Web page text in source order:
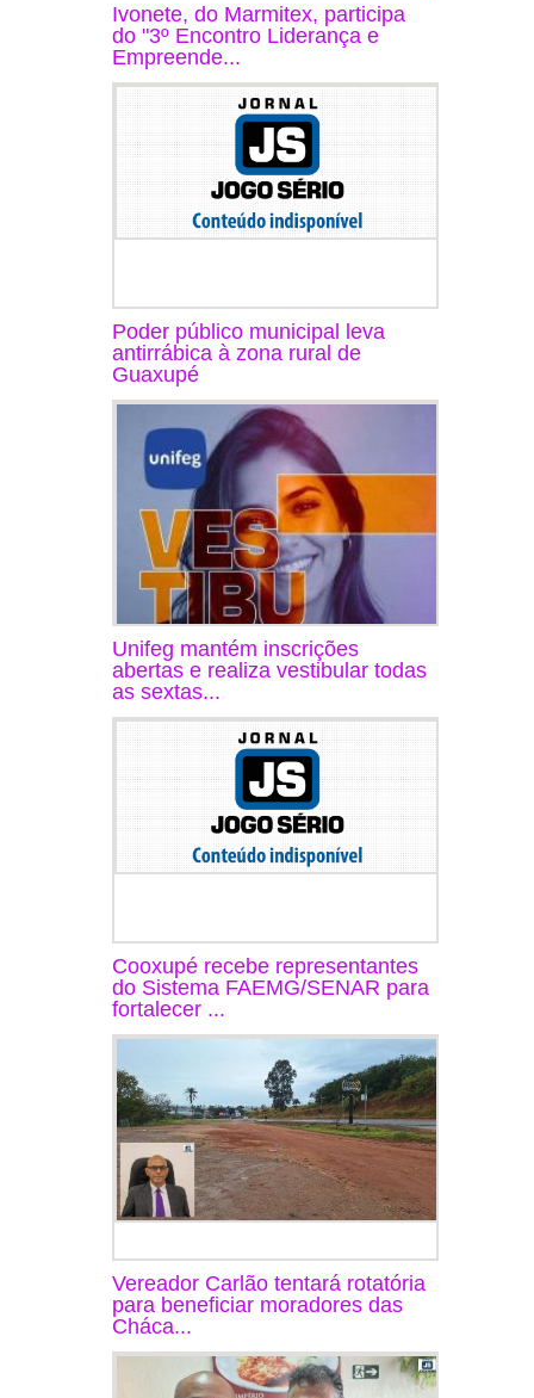
Ivonete, do Marmitex, participa
do "3º Encontro Liderança e
Empreende...
Poder público municipal leva
antirrábica à zona rural de
Guaxupé
Unifeg mantém inscrições
abertas e realiza vestibular todas
as sextas...
Cooxupé recebe representantes
do Sistema FAEMG/SENAR para
fortalecer ...
Vereador Carlão tentará rotatória
para beneficiar moradores das
Cháca...